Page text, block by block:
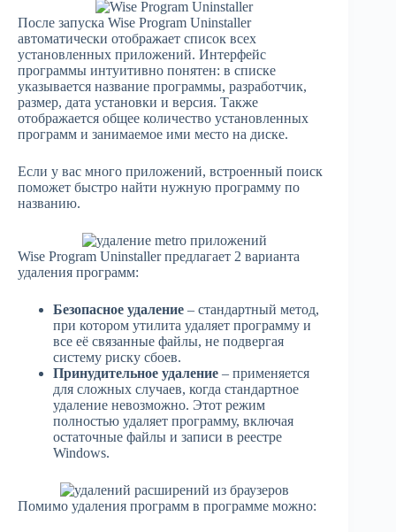
После запуска Wise Program Uninstaller
автоматически отображает список всех
установленных приложений. Интерфейс
программы интуитивно понятен: в списке
указывается название программы, разработчик,
размер, дата установки и версия. Также
отображается общее количество установленных
программ и занимаемое ими место на диске.
Если у вас много приложений, встроенный поиск
поможет быстро найти нужную программу по
названию.
Wise Program Uninstaller предлагает 2 варианта
удаления программ:
Безопасное удаление – стандартный метод,
при котором утилита удаляет программу и
все её связанные файлы, не подвергая
систему риску сбоев.
Принудительное удаление – применяется
для сложных случаев, когда стандартное
удаление невозможно. Этот режим
полностью удаляет программу, включая
остаточные файлы и записи в реестре
Windows.
Помимо удаления программ в программе можно: